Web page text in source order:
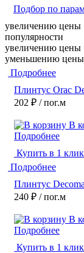
Подбор по
увеличению цены
популярности
увеличению цены
уменьшению цены
Подробнее
Плинтус Orac
202 ₽ / пог.м
В
Подробнее
Купить в 1 клик
Подробнее
Плинтус
240 ₽ / пог.м
В
Подробнее
Купить в 1 клик